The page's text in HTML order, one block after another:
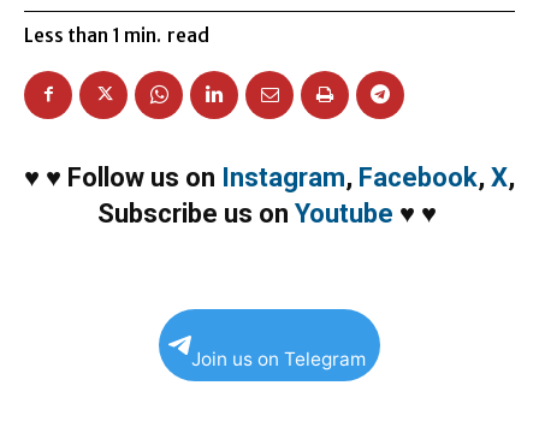
Less than 1 min. read
♥ ♥ Follow us on Instagram, Facebook, X,
Subscribe us on Youtube ♥ ♥
Join us on Telegram